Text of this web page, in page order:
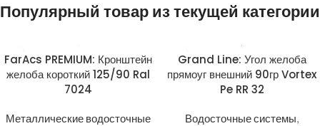
Популярный товар из текущей категории
FarAcs PREMIUM: Кронштейн
желоба короткий 125/90 Ral
7024
Металлические водосточные
Grand Line: Угол желоба
прямоуг внешний 90гр Vortex
Pe RR 32
Водосточные системы,